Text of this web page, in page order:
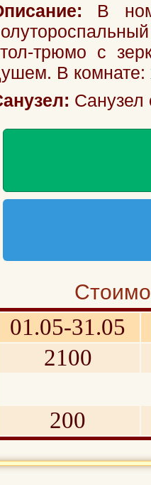
В
трюмо с
В комнате:
01.05-31.05
2100
200